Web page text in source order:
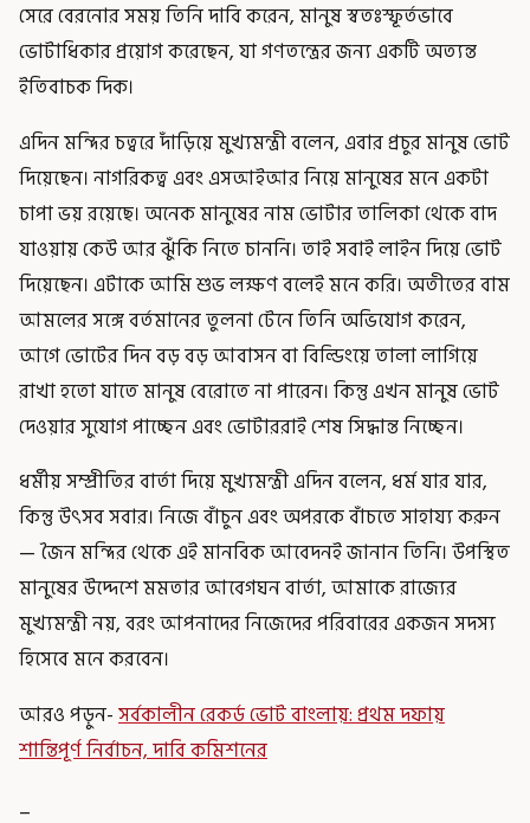
সেরে বেরনোর সময় তিনি দাবি করেন, মানুষ স্বতঃস্ফূর্তভাবে
ভোটাধিকার প্রয়োগ করেছেন, যা গণতন্ত্রের জন্য একটি অত্যন্ত
ইতিবাচক দিক।
এদিন মন্দির চত্বরে দাঁড়িয়ে মুখ্যমন্ত্রী বলেন, এবার প্রচুর মানুষ ভোট
দিয়েছেন। নাগরিকত্ব এবং এসআইআর নিয়ে মানুষের মনে একটা
চাপা ভয় রয়েছে। অনেক মানুষের নাম ভোটার তালিকা থেকে বাদ
যাওয়ায় কেউ আর ঝুঁকি নিতে চাননি। তাই সবাই লাইন দিয়ে ভোট
দিয়েছেন। এটাকে আমি শুভ লক্ষণ বলেই মনে করি। অতীতের বাম
আমলের সঙ্গে বর্তমানের তুলনা টেনে তিনি অভিযোগ করেন,
আগে ভোটের দিন বড় বড় আবাসন বা বিল্ডিংয়ে তালা লাগিয়ে
রাখা হতো যাতে মানুষ বেরোতে না পারেন। কিন্তু এখন মানুষ ভোট
দেওয়ার সুযোগ পাচ্ছেন এবং ভোটাররাই শেষ সিদ্ধান্ত নিচ্ছেন।
ধর্মীয় সম্প্রীতির বার্তা দিয়ে মুখ্যমন্ত্রী এদিন বলেন, ধর্ম যার যার,
কিন্তু উৎসব সবার। নিজে বাঁচুন এবং অপরকে বাঁচতে সাহায্য করুন
— জৈন মন্দির থেকে এই মানবিক আবেদনই জানান তিনি। উপস্থিত
মানুষের উদ্দেশে মমতার আবেগঘন বার্তা, আমাকে রাজ্যের
মুখ্যমন্ত্রী নয়, বরং আপনাদের নিজেদের পরিবারের একজন সদস্য
হিসেবে মনে করবেন।
আরও পড়ুন-সর্বকালীন রেকর্ড ভোট বাংলায়: প্রথম দফায়
শান্তিপূর্ণ নির্বাচন, দাবি কমিশনের
_